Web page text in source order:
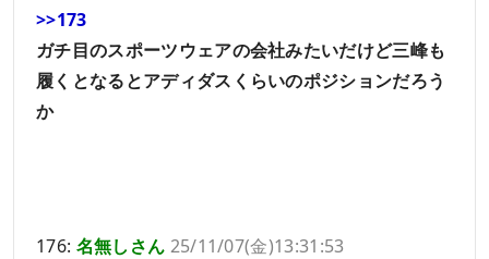
>>173
ガチ目のスポーツウェアの会社みたいだけど三峰も
履くとなるとアディダスくらいのポジションだろう
か
176: 名無しさん 25/11/07(金)13:31:53